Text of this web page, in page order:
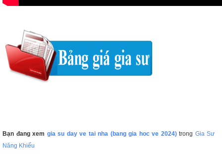
Bạn đang xem gia su day ve tai nha (bang gia hoc ve 2024)trong Gia Sư
Năng Khiếu